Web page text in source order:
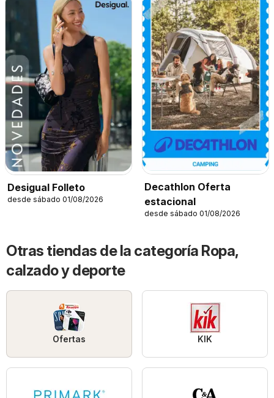
Desigual Folleto
desde sábado 01/08/2026
Decathlon Oferta
estacional
desde sábado 01/08/2026
Otras tiendas de la categoría Ropa,
calzado y deporte
Ofertas KIK